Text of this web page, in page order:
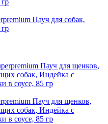
Пауч для собак,
Пауч для щенков,
собак, Индейка с
в соусе, 85 гр